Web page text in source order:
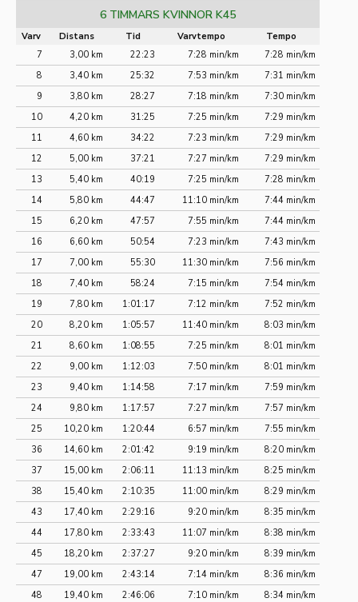
6 TIMMARS KVINNOR K45
Varv Distans Tid Varvtempo
Tempo
7
3,00 km 22:23 7:28 min/km
7:28 min/km
8
3,40 km 25:32 7:53 min/km
7:31 min/km
9
3,80 km 28:27 7:18 min/km
7:30 min/km
10
4,20 km 31:25 7:25 min/km
7:29 min/km
11
4,60 km 34:22 7:23 min/km
7:29 min/km
12
5,00 km 37:21 7:27 min/km
7:29 min/km
13
5,40 km 40:19 7:25 min/km
7:28 min/km
14
5,80 km 44:47 11:10 min/km
7:44 min/km
15
6,20 km 47:57 7:55 min/km
7:44 min/km
16
6,60 km 50:54 7:23 min/km
7:43 min/km
17
7,00 km 55:30 11:30 min/km
7:56 min/km
18
7,40 km 58:24 7:15 min/km
7:54 min/km
19
7,80 km 1:01:17 7:12 min/km
7:52 min/km
20
8,20 km 1:05:57 11:40 min/km
8:03 min/km
21
8,60 km 1:08:55 7:25 min/km
8:01 min/km
22
9,00 km 1:12:03 7:50 min/km
8:01 min/km
23
9,40 km 1:14:58 7:17 min/km
7:59 min/km
24
9,80 km 1:17:57 7:27 min/km
7:57 min/km
25
10,20 km 1:20:44 6:57 min/km
7:55 min/km
36
14,60 km 2:01:42 9:19 min/km
8:20 min/km
37
15,00 km 2:06:11 11:13 min/km
8:25 min/km
38
15,40 km 2:10:35 11:00 min/km
8:29 min/km
43
17,40 km 2:29:16 9:20 min/km
8:35 min/km
44
17,80 km 2:33:43 11:07 min/km
8:38 min/km
45
18,20 km 2:37:27 9:20 min/km
8:39 min/km
47
19,00 km 2:43:14 7:14 min/km
8:36 min/km
48
19,40 km 2:46:06 7:10 min/km
8:34 min/km